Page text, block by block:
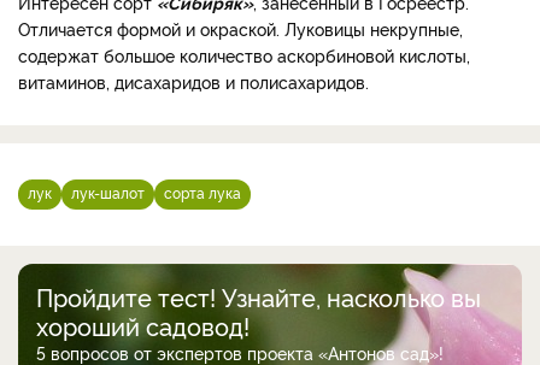
Отличается формой и окраской. Луковицы некрупные,
содержат большое количество аскорбиновой кислоты,
витаминов, дисахаридов и полисахаридов.
лук лук-шалот сорта лука
Пройдите тест! Узнайте, насколько вы
хороший садовод!
5 вопросов от экспертов проекта «Антонов сад»!